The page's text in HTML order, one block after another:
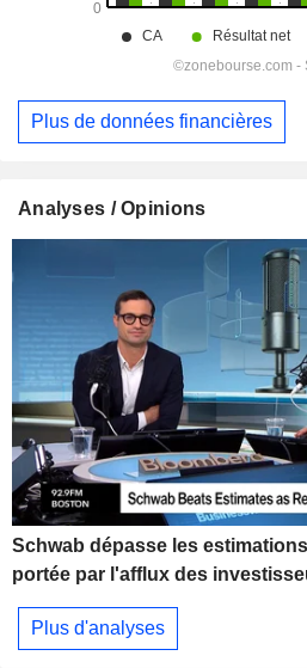
Plus de données financières
Analyses / Opinions
Schwab dépasse les
portée par l'afflux des
Plus d'analyses